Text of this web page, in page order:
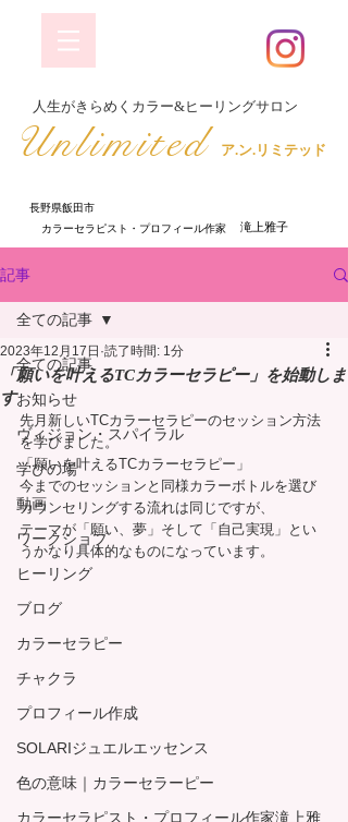
​人生がきらめくカラー&ヒーリングサロン
​Unlimited ア.ン.リミテッド
長野県飯田市
​カラーセラピスト・プロフィール作家
​ 滝上雅子
記事
全ての記事
お知らせ
ヴィジョン・スパイラル
学びの場
動画
ワークショプ
ヒーリング
ブログ
カラーセラピー
チャクラ
プロフィール作成
SOLARIジュエルエッセンス
色の意味｜カラーセラーピー
カラーセラピスト・プロフィール作家滝上雅
全ての記事
「願いを叶えるTCカラーセラピー」を始動しま
す
2023年12月17日 読了時間: 1分
先月新しいTCカラーセラピーのセッション方法
を学びました。
「願いを叶えるTCカラーセラピー」
今までのセッションと同様カラーボトルを選び
カウンセリングする流れは同じですが、
テーマが「願い、夢」そして「自己実現」とい
うかなり具体的なものになっています。